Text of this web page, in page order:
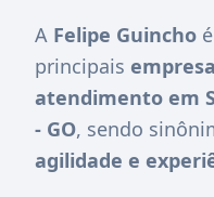
A Felipe Guincho
principais
atendimento em
- GO, sendo
agilidade e